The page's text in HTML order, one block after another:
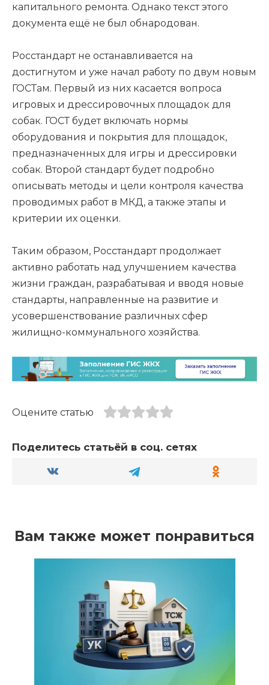
капитального ремонта. Однако текст этого
документа ещё не был обнародован.
Росстандарт не останавливается на
достигнутом и уже начал работу по двум новым
ГОСТам. Первый из них касается вопроса
игровых и дрессировочных площадок для
собак. ГОСТ будет включать нормы
оборудования и покрытия для площадок,
предназначенных для игры и дрессировки
собак. Второй стандарт будет подробно
описывать методы и цели контроля качества
проводимых работ в МКД, а также этапы и
критерии их оценки.
Таким образом, Росстандарт продолжает
активно работать над улучшением качества
жизни граждан, разрабатывая и вводя новые
стандарты, направленные на развитие и
усовершенствование различных сфер
жилищно-коммунального хозяйства.
Оцените статью
Поделитесь статьёй в соц. сетях
Вам также может понравиться